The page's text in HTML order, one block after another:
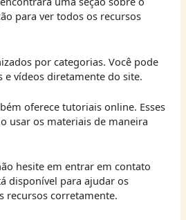
para ver todos os recursos
por categorias. Você pode
e vídeos diretamente do site.
oferece tutoriais online. Esses
usar os materiais de maneira
hesite em entrar em contato
disponível para ajudar os
recursos corretamente.